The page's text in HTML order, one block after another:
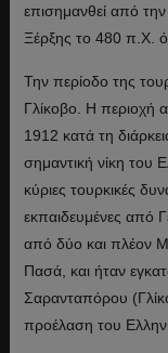
επισημανθεί από
Ξέρξης το 480 π.Χ.
Την περίοδο της
Γλίκοβο. Η περιοχή
1912 κατά τη
σημαντική νίκη του
κύριες τουρκικές
εκπαιδευμένες από
από δύο και πλέον
Πασά, και ήταν
Σαρανταπόρου
προέλαση του